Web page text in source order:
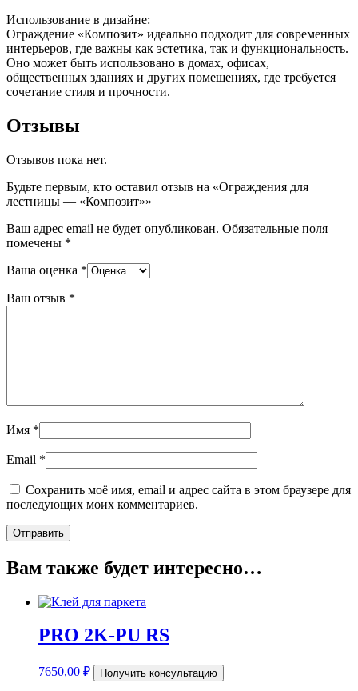
Использование в дизайне:
Ограждение «Композит» идеально подходит для современных
интерьеров, где важны как эстетика, так и функциональность.
Оно может быть использовано в домах, офисах,
общественных зданиях и других помещениях, где требуется
сочетание стиля и прочности.
Отзывы
Отзывов пока нет.
Будьте первым, кто оставил отзыв на «Ограждения для
лестницы — «Композит»»
Ваш адрес email не будет опубликован. Обязательные поля
помечены *
Ваша оценка *
Ваш отзыв *
Имя *
Email *
Сохранить моё имя, email и адрес сайта в этом браузере для
последующих моих комментариев.
Вам также будет интересно…
PRO 2K-PU RS
7650,00 ₽ Получить консультацию